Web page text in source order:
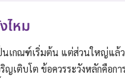
ไหม
นเกณฑ์เริ่มต้น แต่ส่วนใหญ่แ
ญเติบโต ข้อควรระวังหลักคือก